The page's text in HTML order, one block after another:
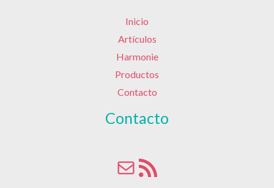
Inicio
Artículos
Harmonie
Productos
Contacto
Contacto